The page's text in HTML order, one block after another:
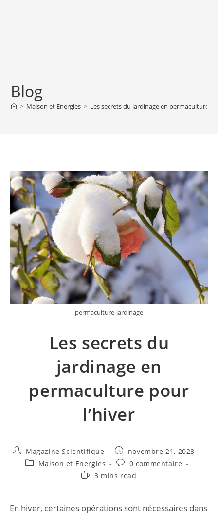
Blog
> Maison et Energies > Les secrets du jardinage en permaculture
permaculture-jardinage
Les secrets du
jardinage en
permaculture pour
l’hiver
Magazine Scientifique
novembre 21, 2023
Maison et Energies
0 commentaire
3 mins read
En hiver, certaines opérations sont nécessaires dans